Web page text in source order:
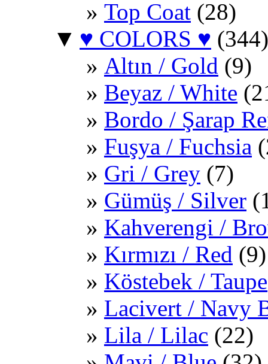
Top Coat (28)
▼ ♥ COLORS ♥ (344)
Altın / Gold (9)
Beyaz / White
Bordo / Şarap
Fuşya / Fuchsia
Gri / Grey (7)
Gümüş / Silver
Kahverengi /
Kırmızı / Red (9)
Köstebek / Taupe
Lacivert / Navy
Lila / Lilac (22)